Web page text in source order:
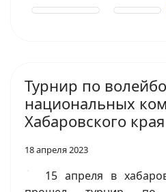
Турнир по
национальных
Хабаровского края
18 апреля 2023
15 апреля в